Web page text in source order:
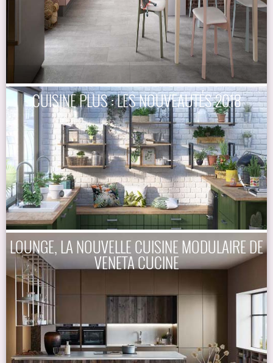
CUISINE PLUS : LES NOUVEAUTÉS 2018
LOUNGE, LA NOUVELLE CUISINE MODULAIRE DE
VENETA CUCINE